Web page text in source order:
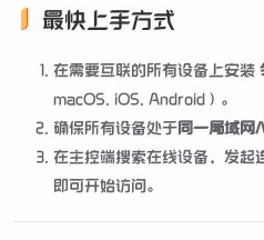
最快上手方式
在需要互联的所有设备上安装
macOS, iOS, Android）。
确保所有设备处于同一局域网
在主控端搜索在线设备，发起
即可开始访问。